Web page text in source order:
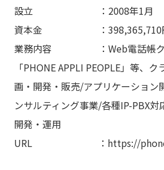
設立 ：2008年1月
資本金 ：398,365,710
業務内容 ：Web電話帳クラ
「PHONE APPLI PEOPLE」等、
画・開発・販売/アプリケーション
ンサルティング事業/各種IP-PBX
開発・運用
URL ：https://